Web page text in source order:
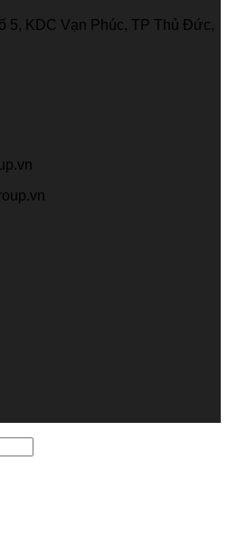
5, KDC Vạn Phúc, TP Thủ Đức,